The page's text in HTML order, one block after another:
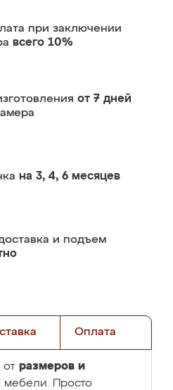
при заключении
всего 10%
от 7 дней
на 3, 4, 6 месяцев
и подъем
Оплата
от размеров и
мебели. Просто